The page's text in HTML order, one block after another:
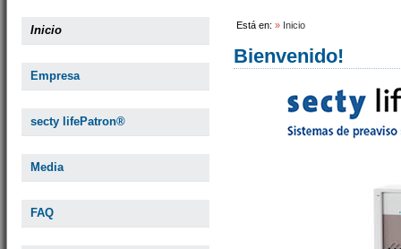
Inicio
Empresa
secty lifePatron®
Media
FAQ
Está en: » Inicio
Bienvenido!